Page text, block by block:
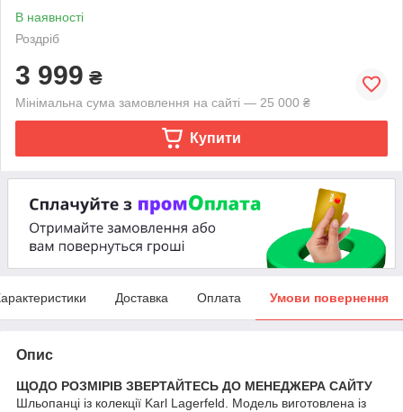
В наявності
Роздріб
3 999 ₴
Мінімальна сума замовлення на сайті — 25 000 ₴
Купити
Доставка Оплата Умови повернення
Опис
ЩОДО РОЗМІРІВ ЗВЕРТАЙТЕСЬ ДО МЕНЕДЖЕРА САЙТУ
Шльопанці із колекції Karl Lagerfeld. Модель виготовлена із